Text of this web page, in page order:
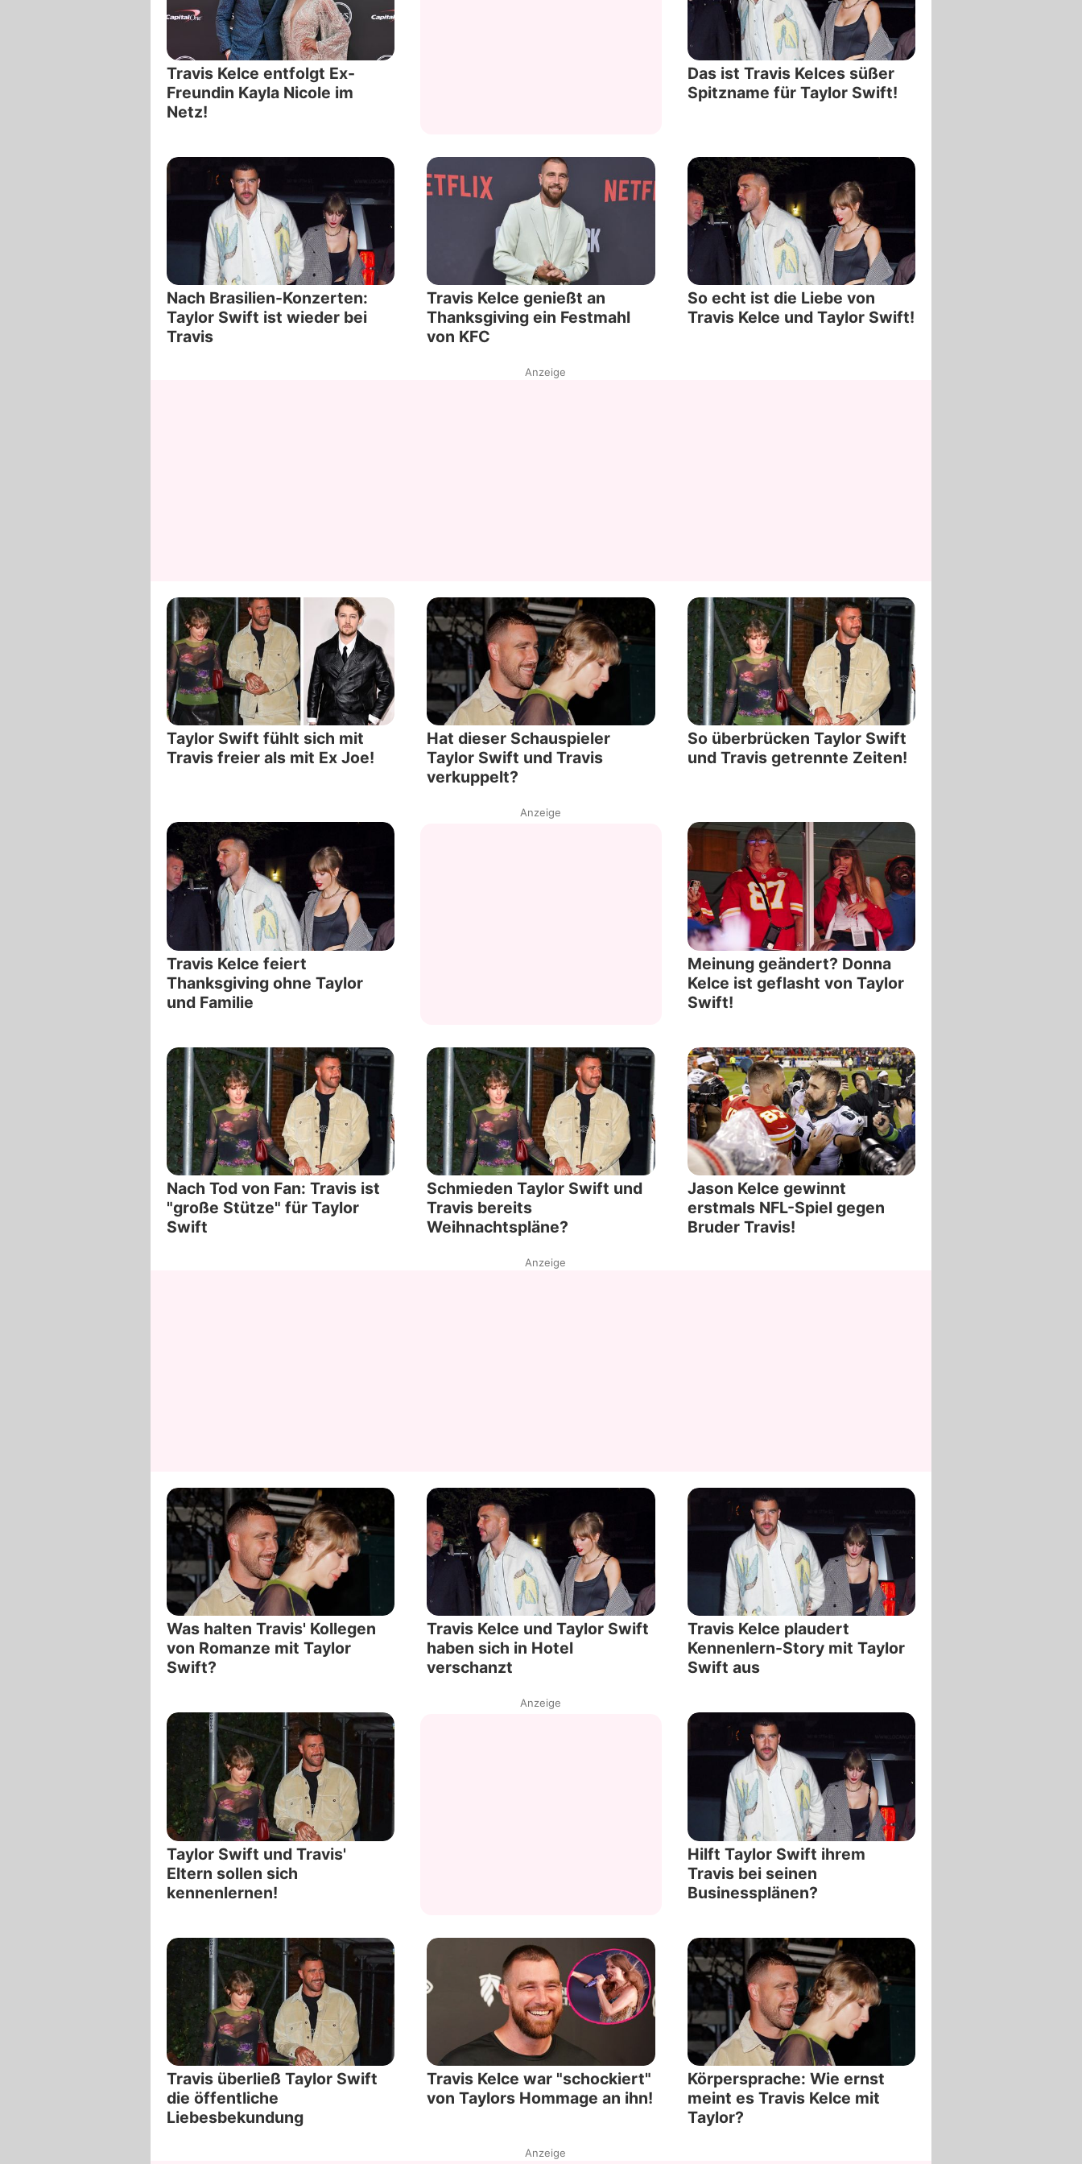
Travis Kelce entfolgt Ex-
Freundin Kayla Nicole im
Netz!
Das ist Travis Kelces süßer
Spitzname für Taylor Swift!
Nach Brasilien-Konzerten:
Taylor Swift ist wieder bei
Travis
Travis Kelce genießt an
Thanksgiving ein Festmahl
von KFC
So echt ist die Liebe von
Travis Kelce und Taylor Swift!
Anzeige
Taylor Swift fühlt sich mit
Travis freier als mit Ex Joe!
Hat dieser Schauspieler
Taylor Swift und Travis
verkuppelt?
So überbrücken Taylor Swift
und Travis getrennte Zeiten!
Travis Kelce feiert
Thanksgiving ohne Taylor
und Familie
Anzeige
Meinung geändert? Donna
Kelce ist geflasht von Taylor
Swift!
Nach Tod von Fan: Travis ist
"große Stütze" für Taylor
Swift
Schmieden Taylor Swift und
Travis bereits
Weihnachtspläne?
Jason Kelce gewinnt
erstmals NFL-Spiel gegen
Bruder Travis!
Anzeige
Was halten Travis' Kollegen
von Romanze mit Taylor
Swift?
Travis Kelce und Taylor Swift
haben sich in Hotel
verschanzt
Travis Kelce plaudert
Kennenlern-Story mit Taylor
Swift aus
Taylor Swift und Travis'
Eltern sollen sich
kennenlernen!
Anzeige
Hilft Taylor Swift ihrem
Travis bei seinen
Businessplänen?
Travis überließ Taylor Swift
die öffentliche
Liebesbekundung
Travis Kelce war "schockiert"
von Taylors Hommage an ihn!
Körpersprache: Wie ernst
meint es Travis Kelce mit
Taylor?
Anzeige